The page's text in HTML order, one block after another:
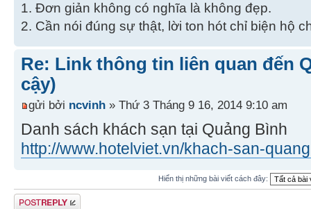
1. Đơn giản không có nghĩa là không đẹp.
2. Cần nói đúng sự thật, lời ton hót chỉ biện hộ
Re: Link thông tin liên quan đến
cậy)
gửi bởi ncvinh » Thứ 3 Tháng 9 16, 2014 9:10 am
Danh sách khách sạn tại Quảng Bình
http://www.hotelviet.vn/khach-san-
Hiển thị những bài viết cách đây:
Gửi bài trả lời